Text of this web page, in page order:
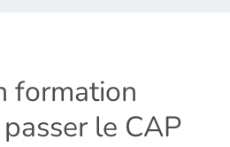
formation
le CAP